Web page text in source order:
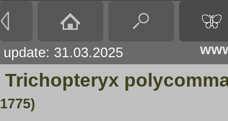
update: 31.03.2025
Trichopteryx
1775)